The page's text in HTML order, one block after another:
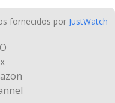
fornecidos por JustWatch